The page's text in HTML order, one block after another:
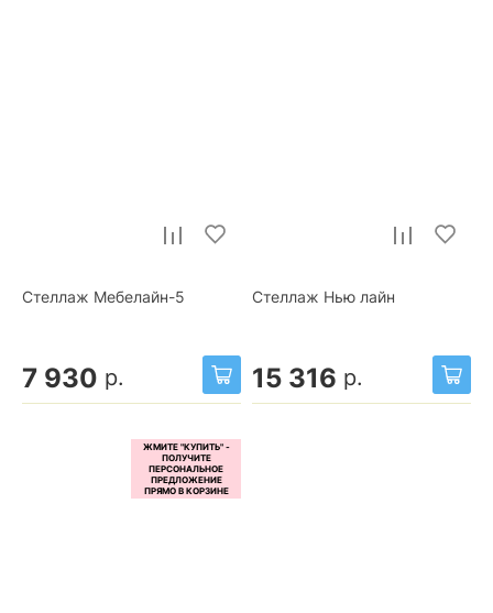
Стеллаж Мебелайн-5
7 930 р.
Стеллаж Нью лайн
15 316 р.